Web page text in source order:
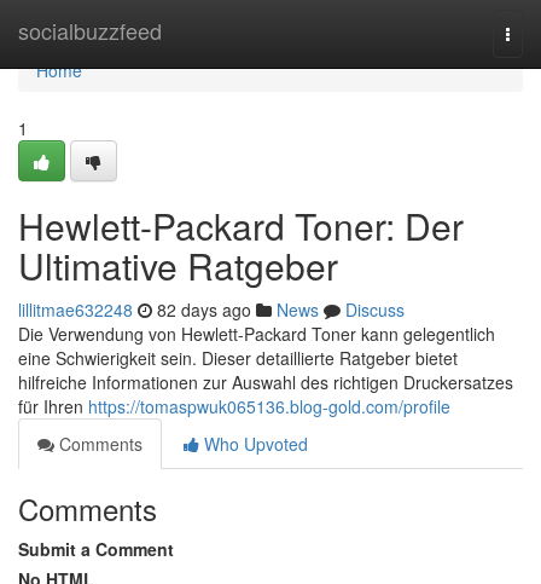
socialbuzzfeed
Home
Home
1
Hewlett-Packard Toner: Der
Ultimative Ratgeber
lillitmae632248 82 days ago News
Discuss
Die Verwendung von Hewlett-Packard Toner kann gelegentlich
eine Schwierigkeit sein. Dieser detaillierte Ratgeber bietet
hilfreiche Informationen zur Auswahl des richtigen Druckersatzes
für Ihren https://tomaspwuk065136.blog-gold.com/profile
Comments
Who Upvoted
Comments
Submit a Comment
No HTML